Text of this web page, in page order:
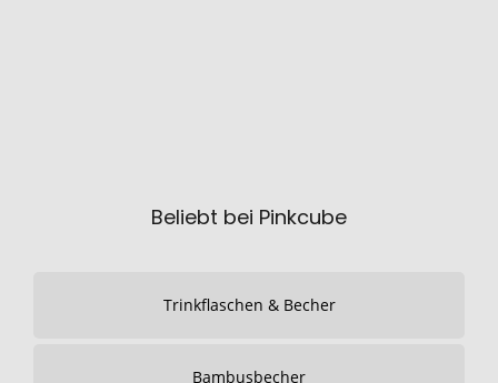
Beliebt bei Pinkcube
Trinkflaschen & Becher
Bambusbecher